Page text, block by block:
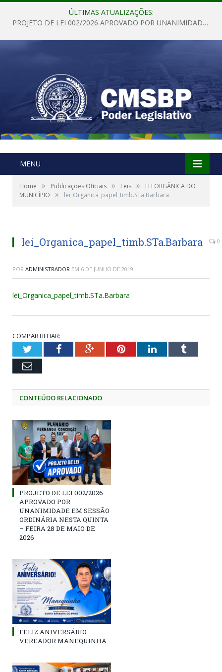
ÚLTIMAS ATUALIZAÇÕES:
PROJETO DE LEI 002/2026 APROVADO POR UNANIMIDADE EM SESSÃO ORDINÁRIA NESTA QUINTA – FEIRA 28 DE MAIO DE 2026
MENU
Home » Publicações Oficiais » Leis »
LEI ORGÂNICA DO
MUNICÍPIO
» lei_Organica_papel_timb.STa.Barbara
lei_Organica_papel_timb.STa.Barbara 0
POR ADMINISTRADOR EM 6 DE JUNHO DE 2019
lei_Organica_papel_timb.STa.Barbara
COMPARTILHAR:
TwitterFacebookGoogle+PinterestLinkedInTumblr
Email
CONTEÚDO RELACIONADO
PROJETO DE LEI 002/2026
APROVADO POR
UNANIMIDADE EM SESSÃO
ORDINÁRIA NESTA QUINTA
– FEIRA 28 DE MAIO DE
2026
FELIZ ANIVERSÁRIO
VEREADOR MANEQUINHA